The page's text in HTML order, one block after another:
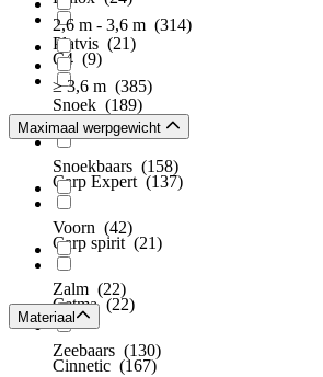
C4 (9)
Captain James(7)
Carp Expert(137)
Carp spirit (21)
Cetma(22)
Cinnetic (167)
Platvis (21)
Snoek (189)
Snoekbaars (158)
Voorn (42)
Zalm (22)
Zeebaars (130)
2,6 m - 3,6 m (314)
≥ 3,6 m (385)
Maximaal werpgewicht
Materiaal